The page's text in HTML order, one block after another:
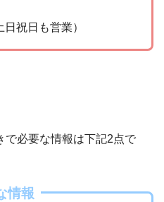
祝日も営業）
で必要な情報は下記2点で
情報